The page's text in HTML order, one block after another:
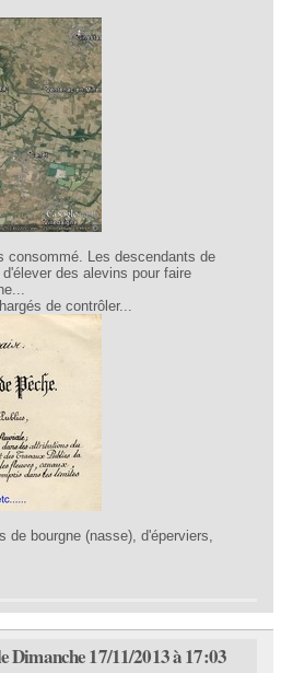
consommé. Les descendants de
des alevins pour faire
de contrôler...
bourgne (nasse), d'éperviers,
Dimanche 17/11/2013 à 17:03